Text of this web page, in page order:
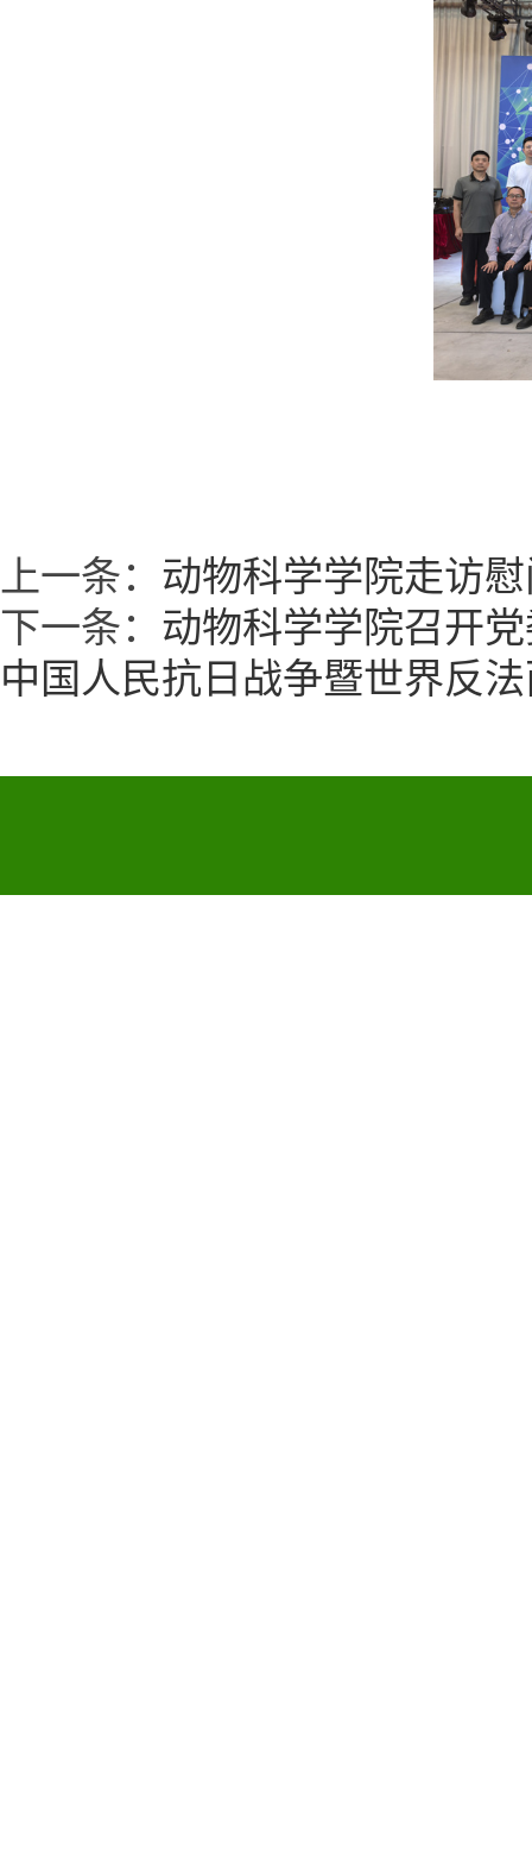
上一条： 动物科学学院走访
下一条： 动物科学学院召开
中国人民抗日战争暨世界反